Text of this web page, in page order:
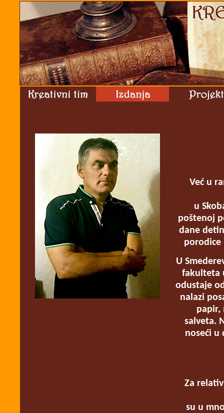
Već u
u
poštenoj
dane
porodice
U
fakulteta
odustaje
nalazi
papir,
salveta.
noseći u
Za
su u